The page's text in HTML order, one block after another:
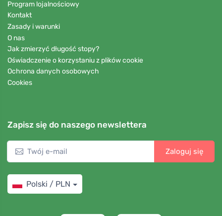
Program lojalnościowy
Kontakt
Zasady i warunki
O nas
Jak zmierzyć długość stopy?
Oświadczenie o korzystaniu z plików cookie
Ochrona danych osobowych
Cookies
Zapisz się do naszego newslettera
Zaloguj się
Polski / PLN